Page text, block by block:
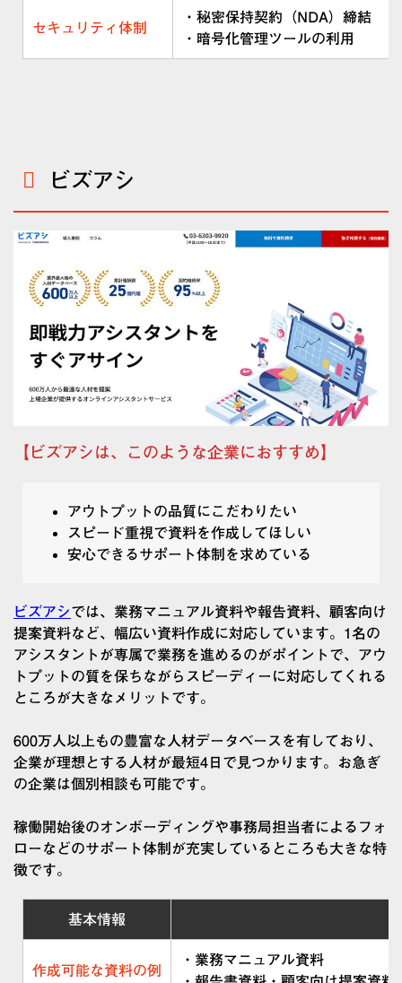
セキュリティ体制
・秘密保持契約（NDA）締結
・暗号化管理ツールの利用
ビズアシ
【ビズアシは、このような企業におすすめ】
アウトプットの品質にこだわりたい
スピード重視で資料を作成してほしい
安心できるサポート体制を求めている
ビズアシでは、業務マニュアル資料や報告資料、顧客向け
提案資料など、幅広い資料作成に対応しています。1名の
アシスタントが専属で業務を進めるのがポイントで、アウ
トプットの質を保ちながらスピーディーに対応してくれる
ところが大きなメリットです。
600万人以上もの豊富な人材データベースを有しており、
企業が理想とする人材が最短4日で見つかります。お急ぎ
の企業は個別相談も可能です。
稼働開始後のオンボーディングや事務局担当者によるフォ
ローなどのサポート体制が充実しているところも大きな特
徴です。
基本情報
作成可能な資料の例
・業務マニュアル資料